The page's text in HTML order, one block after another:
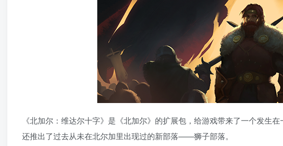
《北加尔：维达尔十字》是《北加尔》的扩展包，给游戏带来了一个发生
还推出了过去从未在北尔加里出现过的新部落——狮子部落。